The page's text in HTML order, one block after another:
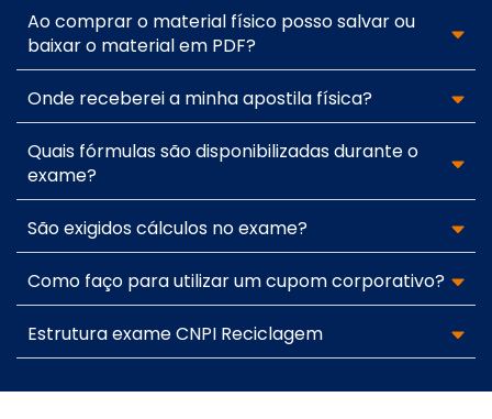
Ao comprar o material físico posso salvar ou
baixar o material em PDF?
Onde receberei a minha apostila física?
Quais fórmulas são disponibilizadas durante o
exame?
São exigidos cálculos no exame?
Como faço para utilizar um cupom corporativo?
Estrutura exame CNPI Reciclagem